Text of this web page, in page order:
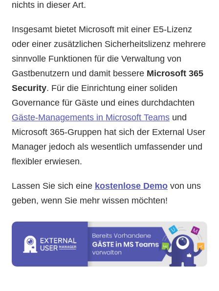
nichts in dieser Art.
Insgesamt bietet Microsoft mit einer E5-Lizenz
oder einer zusätzlichen Sicherheitslizenz mehrere
sinnvolle Funktionen für die Verwaltung von
Gastbenutzern und damit bessere Microsoft 365
Security. Für die Einrichtung einer soliden
Governance für Gäste und eines durchdachten
Gäste-Managements in Microsoft Teams und
Microsoft 365-Gruppen hat sich der External User
Manager jedoch als wesentlich umfassender und
flexibler erwiesen.
Lassen Sie sich eine kostenlose Demo von uns
geben, wenn Sie mehr wissen möchten!